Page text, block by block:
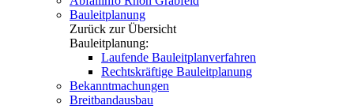
Bauleitplanung
Zurück zur Übersicht
Bauleitplanung:
Laufende Bauleitplanverfahren
Rechtskräftige Bauleitplanung
Bekanntmachungen
Breitbandausbau